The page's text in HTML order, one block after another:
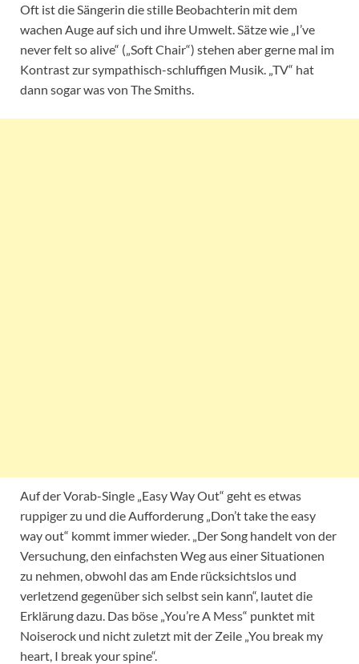
Oft ist die Sängerin die stille Beobachterin mit dem
wachen Auge auf sich und ihre Umwelt. Sätze wie „I’ve
never felt so alive“ („Soft Chair“) stehen aber gerne mal im
Kontrast zur sympathisch-schluffigen Musik. „TV“ hat
dann sogar was von The Smiths.
Auf der Vorab-Single „Easy Way Out“ geht es etwas
ruppiger zu und die Aufforderung „Don’t take the easy
way out“ kommt immer wieder. „Der Song handelt von der
Versuchung, den einfachsten Weg aus einer Situationen
zu nehmen, obwohl das am Ende rücksichtslos und
verletzend gegenüber sich selbst sein kann“, lautet die
Erklärung dazu. Das böse „You’re A Mess“ punktet mit
Noiserock und nicht zuletzt mit der Zeile „You break my
heart, I break your spine“.